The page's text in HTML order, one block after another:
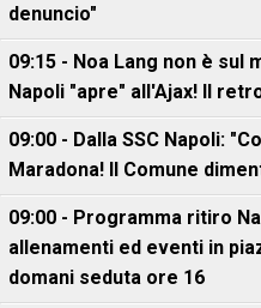
denuncio"
09:15 - Noa Lang non è sul
Napoli "apre" all'Ajax! Il
09:00 - Dalla SSC Napoli:
Maradona! Il Comune
09:00 - Programma ritiro
allenamenti ed eventi in
domani seduta ore 16